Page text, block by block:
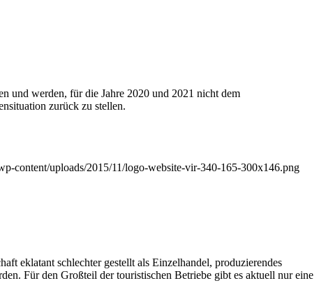
und werden, für die Jahre 2020 und 2021 nicht dem
zurück zu stellen.
content/uploads/2015/11/logo-website-vir-340-165-300x146.png
eklatant schlechter gestellt als Einzelhandel, produzierendes
Für den Großteil der touristischen Betriebe gibt es aktuell nur eine